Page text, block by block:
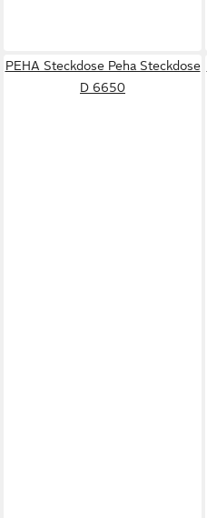
PEHA Steckdose Peha Steckdose
D 6650